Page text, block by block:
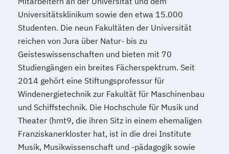
Universitätsklinikum sowie den etwa 15.000
Studenten. Die neun Fakultäten der Universität
reichen von Jura über Natur- bis zu
Geisteswissenschaften und bieten mit 70
Studiengängen ein breites Fächerspektrum. Seit
2014 gehört eine Stiftungsprofessur für
Windenergietechnik zur Fakultät für Maschinenbau
und Schiffstechnik. Die Hochschule für Musik und
Theater (hmt9, die ihren Sitz in einem ehemaligen
Franziskanerkloster hat, ist in die drei Institute
Musik, Musikwissenschaft und -pädagogik sowie